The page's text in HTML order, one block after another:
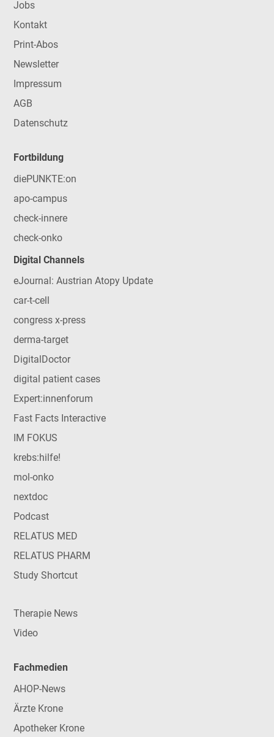
Jobs
Kontakt
Print-Abos
Newsletter
Impressum
AGB
Datenschutz
Fortbildung
diePUNKTE:on
apo-campus
check-innere
check-onko
Digital Channels
eJournal: Austrian Atopy Update
car-t-cell
congress x-press
derma-target
DigitalDoctor
digital patient cases
Expert:innenforum
Fast Facts Interactive
IM FOKUS
krebs:hilfe!
mol-onko
nextdoc
Podcast
RELATUS MED
RELATUS PHARM
Study Shortcut
Therapie News
Video
Fachmedien
AHOP-News
Ärzte Krone
Apotheker Krone